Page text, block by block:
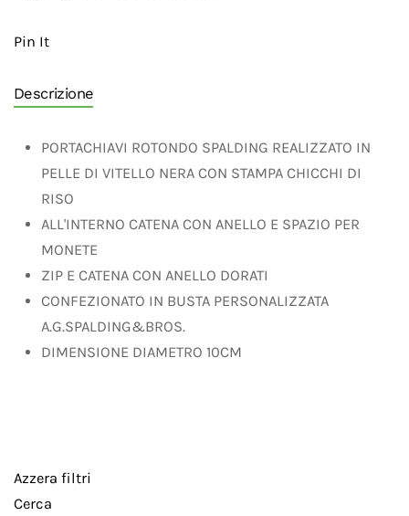
Pin It
Descrizione
PORTACHIAVI ROTONDO SPALDING REALIZZATO IN
PELLE DI VITELLO NERA CON STAMPA CHICCHI DI
RISO
ALL'INTERNO CATENA CON ANELLO E SPAZIO PER
MONETE
ZIP E CATENA CON ANELLO DORATI
CONFEZIONATO IN BUSTA PERSONALIZZATA
A.G.SPALDING&BROS.
DIMENSIONE DIAMETRO 10CM
Azzera filtri
Cerca